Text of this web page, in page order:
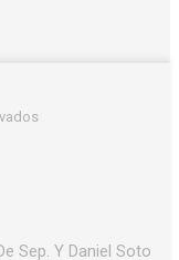
Sep. Y Daniel Soto